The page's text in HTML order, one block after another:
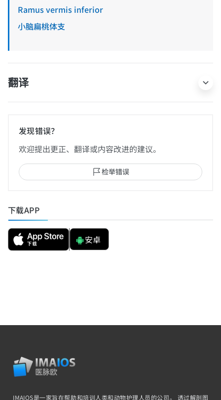
Ramus vermis inferior
小脑扁桃体支
翻译
发现错误？
欢迎提出更正、翻译或内容改进的建议。
检举错误
下载APP
安卓
IMAIOS是一家旨在帮助和培训人类和动物护理人员的公司。 透过解剖图